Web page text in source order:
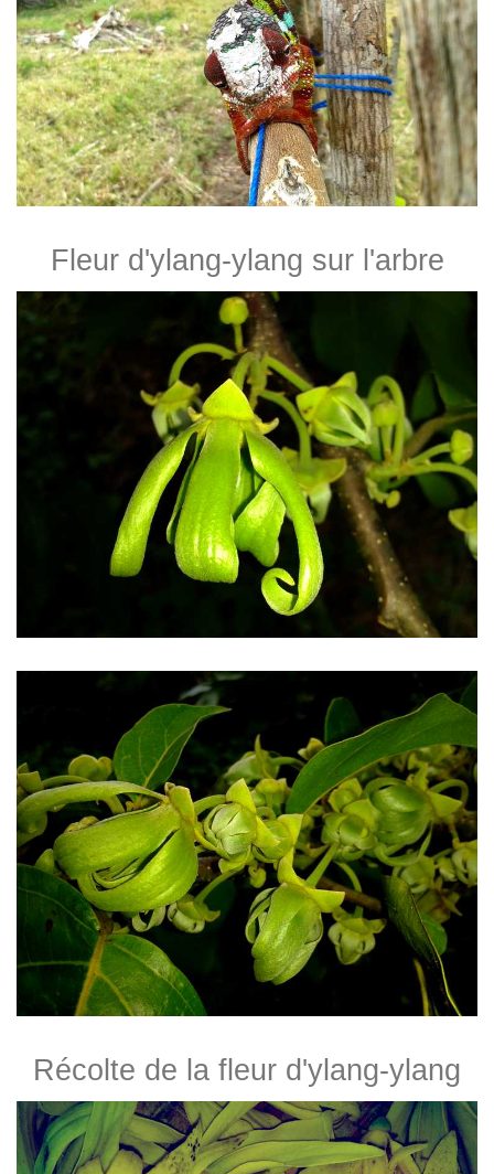
Fleur d'ylang-ylang sur l'arbre
Récolte de la fleur d'ylang-ylang